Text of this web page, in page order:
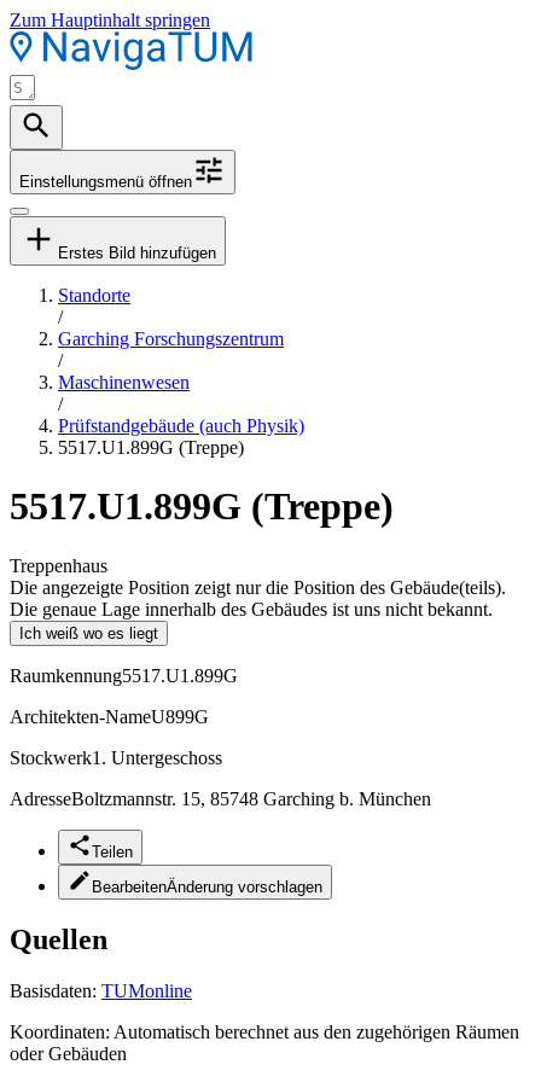
Zum Hauptinhalt springen
Einstellungsmenü öffnen
Erstes Bild hinzufügen
Standorte
/
Garching Forschungszentrum
/
Maschinenwesen
/
Prüfstandgebäude (auch Physik)
5517.U1.899G (Treppe)
5517.U1.899G (Treppe)
Treppenhaus
Die angezeigte Position zeigt nur die Position des Gebäude(teils).
Die genaue Lage innerhalb des Gebäudes ist uns nicht bekannt.
Ich weiß wo es liegt
Raumkennung5517.U1.899G
Architekten-NameU899G
Stockwerk1. Untergeschoss
AdresseBoltzmannstr. 15, 85748 Garching b. München
Teilen
BearbeitenÄnderung vorschlagen
Quellen
Basisdaten: TUMonline
Koordinaten: Automatisch berechnet aus den zugehörigen Räumen
oder Gebäuden